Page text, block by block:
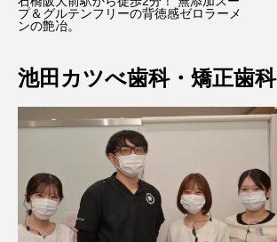
プ＆グルテンフリーの背徳感ゼロラーメ
ンの艶冶。
池田カツべ歯科・矯正歯科